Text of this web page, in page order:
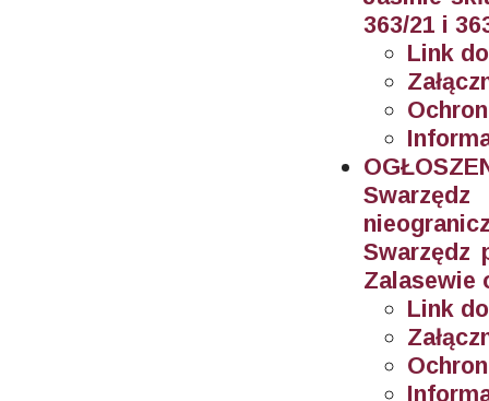
363/21 i
Link
Swarzędz
Zalasewie
Link